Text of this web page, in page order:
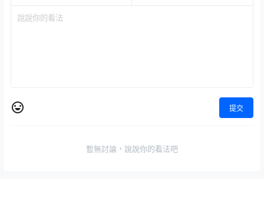
提交
暫無討論，說說你的看法吧